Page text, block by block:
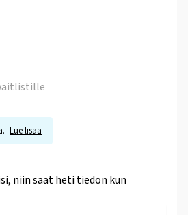
Lue lisää
niin saat heti tiedon kun